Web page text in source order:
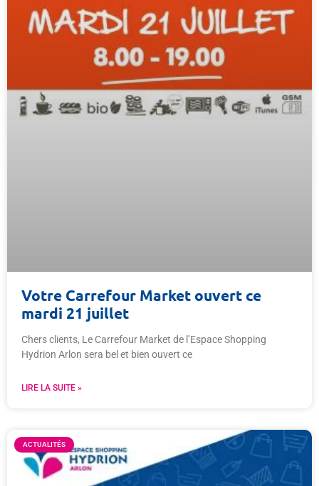
Votre Carrefour Market ouvert ce
mardi 21 juillet
Chers clients, Le Carrefour Market de l’Espace Shopping
Hydrion Arlon sera bel et bien ouvert ce
LIRE LA SUITE »
ACTUALITÉS